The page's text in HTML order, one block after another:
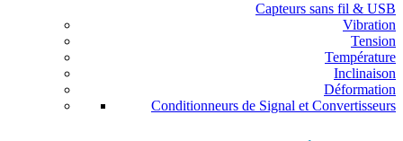
Capteurs sans fil & USB
Vibration
Tension
Température
Inclinaison
Déformation
Conditionneurs de Signal et Convertisseurs